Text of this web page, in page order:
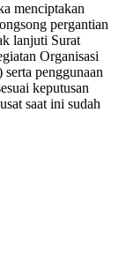
menciptakan
pergantian
lanjuti Surat
Organisasi
penggunaan
keputusan
saat ini sudah